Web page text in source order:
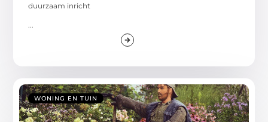
duurzaam inricht
...
WONING EN TUIN